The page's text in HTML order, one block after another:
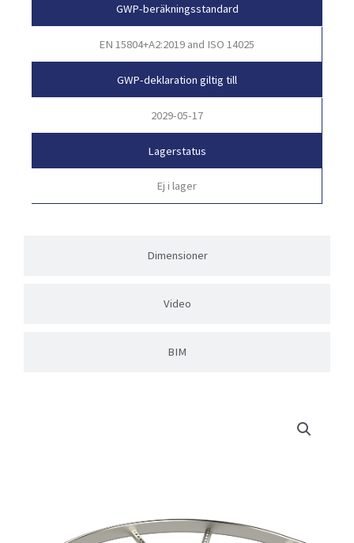
Dimensioner
Video
BIM
GWP-beräkningsstandard
EN 15804+A2:2019 and ISO 14025
GWP-deklaration giltig till
2029-05-17
Lagerstatus
Ej i lager